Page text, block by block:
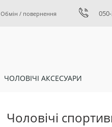
Обмін / повернення
ЧОЛОВІЧІ АКСЕСУАРИ
Чоловічі